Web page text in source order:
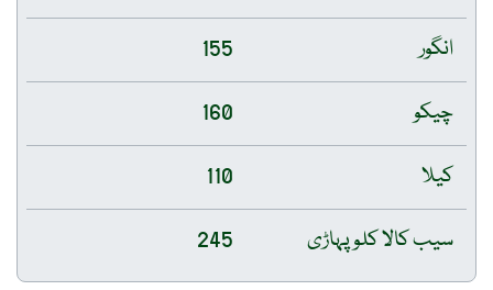
انگور
155
چیکو
160
کیلا
110
سیب کالا کلو پہاڑی
245